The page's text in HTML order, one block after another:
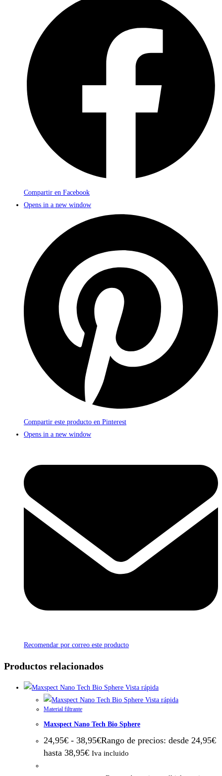
Compartir en Facebook
Opens in a new window
Compartir este producto en Pinterest
Opens in a new window
Recomendar por correo este producto
Productos relacionados
Vista rápida
Vista rápida
Material filtrante
Maxspect Nano Tech Bio Sphere
24,95€ - 38,95€Rango de precios: desde 24,95€
hasta 38,95€ Iva incluido